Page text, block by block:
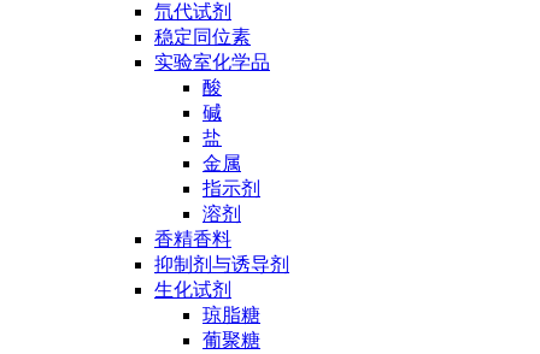
氘代试剂
稳定同位素
实验室化学品
酸
碱
盐
金属
指示剂
溶剂
香精香料
抑制剂与诱导剂
生化试剂
琼脂糖
葡聚糖